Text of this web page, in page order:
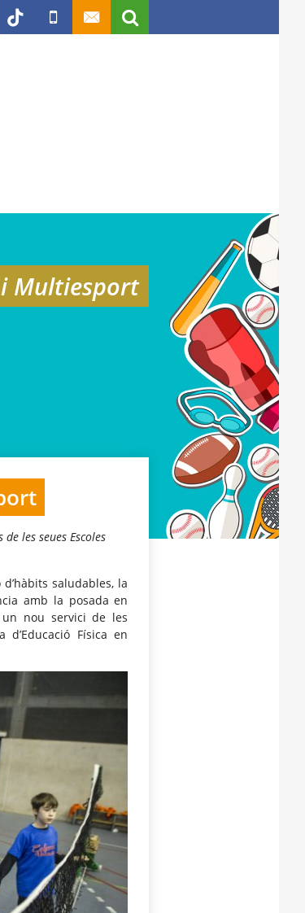
i Multiesport
les seues Escoles
saludables, la
amb la posada en
un nou servici de les
d’Educació Física en